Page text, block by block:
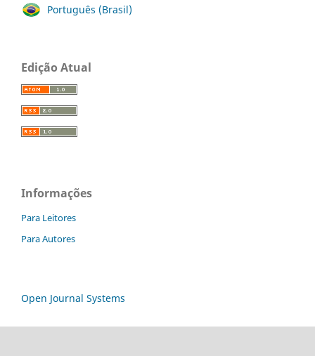
Português (Brasil)
Edição Atual
Informações
Para Leitores
Para Autores
Open Journal Systems